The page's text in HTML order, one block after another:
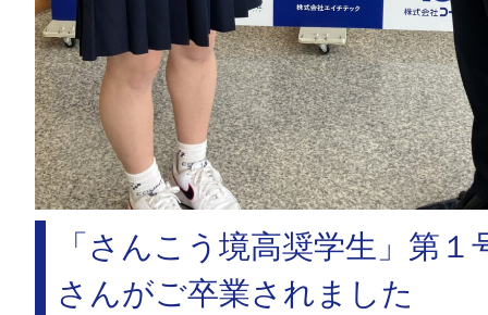
「さんこう境高奨学生」第１
さんがご卒業されました